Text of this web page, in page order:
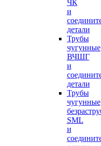
ЧК
и
детали
Трубы
чугунные
ВЧШГ
и
детали
Трубы
чугунные
SML
и